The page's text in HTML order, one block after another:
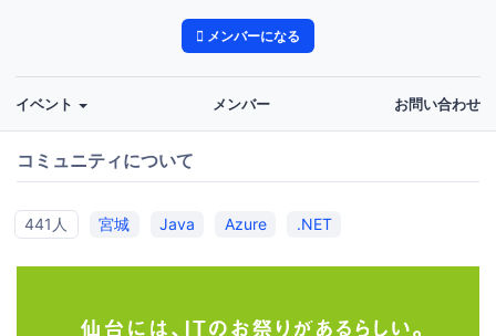
メンバーになる
イベント メンバー お問い合わせ
コミュニティについて
441人 宮城 Java Azure .NET